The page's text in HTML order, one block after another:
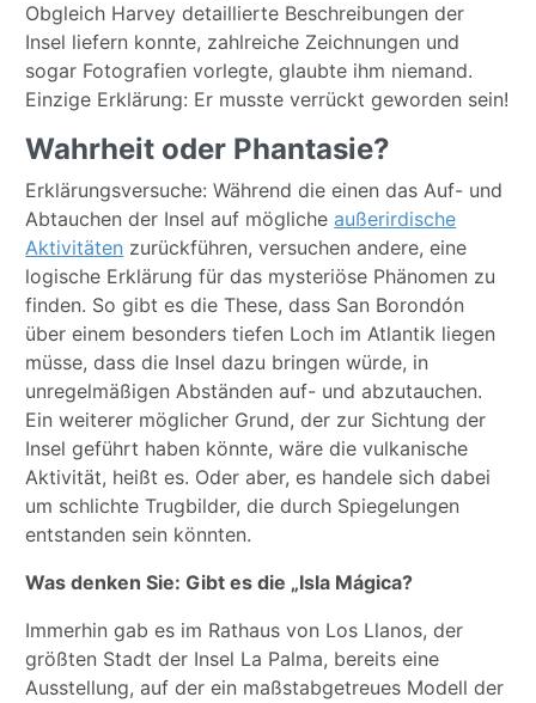
Obgleich Harvey detaillierte Beschreibungen der
Insel liefern konnte, zahlreiche Zeichnungen und
sogar Fotografien vorlegte, glaubte ihm niemand.
Einzige Erklärung: Er musste verrückt geworden sein!
Wahrheit oder Phantasie?
Erklärungsversuche: Während die einen das Auf- und
Abtauchen der Insel auf möglicheaußerirdische
Aktivitäten zurückführen, versuchen andere, eine
logische Erklärung für das mysteriöse Phänomen zu
finden. So gibt es die These, dass San Borondón
über einem besonders tiefen Loch im Atlantik liegen
müsse, dass die Insel dazu bringen würde, in
unregelmäßigen Abständen auf- und abzutauchen.
Ein weiterer möglicher Grund, der zur Sichtung der
Insel geführt haben könnte, wäre die vulkanische
Aktivität, heißt es. Oder aber, es handele sich dabei
um schlichte Trugbilder, die durch Spiegelungen
entstanden sein könnten.
Was denken Sie: Gibt es die „Isla Mágica?
Immerhin gab es im Rathaus von Los Llanos, der
größten Stadt der Insel La Palma, bereits eine
Ausstellung, auf der ein maßstabgetreues Modell der